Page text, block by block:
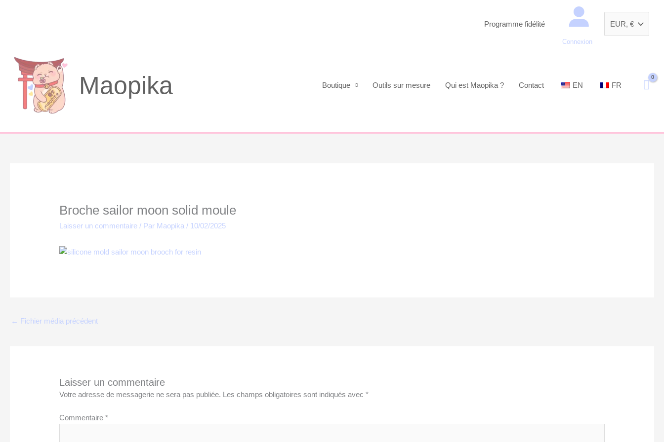
Programme fidélité
Connexion
Maopika Boutique Outils sur mesure Qui est Maopika ? Contact EN FR
Broche sailor moon solid moule
Laisser un commentaire / Par Maopika/ 10/02/2025
← Fichier média précédent
Laisser un commentaire
Votre adresse de messagerie ne sera pas publiée. Les champs obligatoires sont indiqués avec*
Commentaire*
Recherche